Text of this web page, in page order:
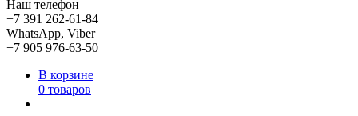
Наш телефон
+7 391 262-61-84
WhatsApp, Viber
+7 905 976-63-50
В корзине
0 товаров